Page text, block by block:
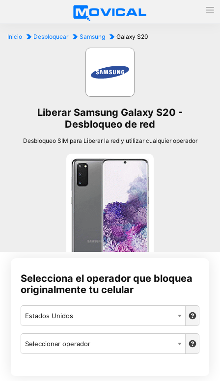
Inicio Desbloquear Samsung Galaxy S20
Liberar Samsung Galaxy S20 -
Desbloqueo de red
Desbloqueo SIM para Liberar la red y utilizar cualquier operador
Selecciona el operador que bloquea
originalmente tu celular
Estados Unidos
Seleccionar operador